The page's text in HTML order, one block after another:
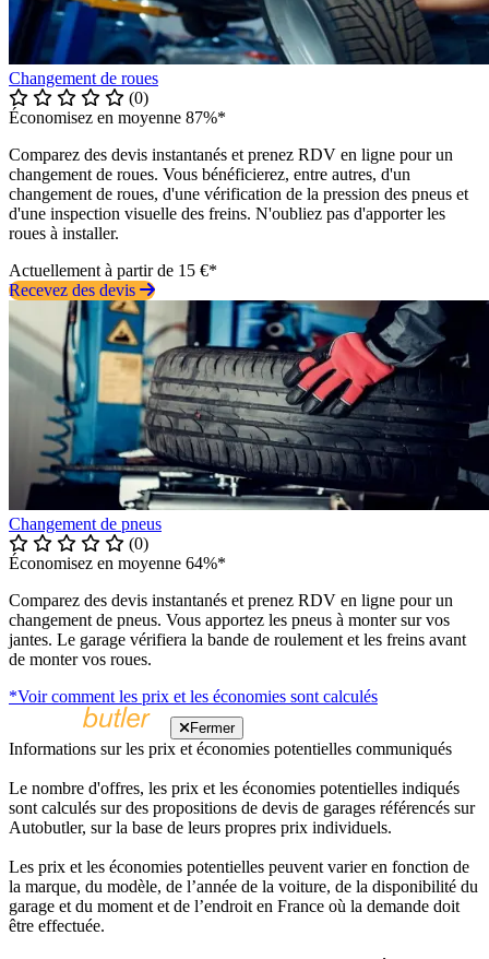
Changement de roues
(0)
Économisez en moyenne 87%*
Comparez des devis instantanés et prenez RDV en ligne pour un
changement de roues. Vous bénéficierez, entre autres, d'un
changement de roues, d'une vérification de la pression des pneus et
d'une inspection visuelle des freins. N'oubliez pas d'apporter les
roues à installer.
Actuellement à partir de 15 €*
Recevez des devis
Changement de pneus
(0)
Économisez en moyenne 64%*
Comparez des devis instantanés et prenez RDV en ligne pour un
changement de pneus. Vous apportez les pneus à monter sur vos
jantes. Le garage vérifiera la bande de roulement et les freins avant
de monter vos roues.
*Voir comment les prix et les économies sont calculés
Fermer
Informations sur les prix et économies potentielles communiqués
Le nombre d'offres, les prix et les économies potentielles indiqués
sont calculés sur des propositions de devis de garages référencés sur
Autobutler, sur la base de leurs propres prix individuels.
Les prix et les économies potentielles peuvent varier en fonction de
la marque, du modèle, de l’année de la voiture, de la disponibilité du
garage et du moment et de l’endroit en France où la demande doit
être effectuée.